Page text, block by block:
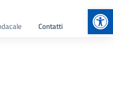
Contatti